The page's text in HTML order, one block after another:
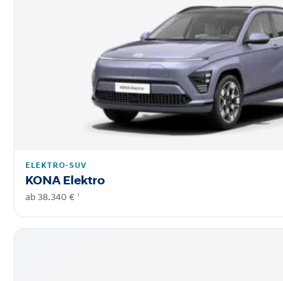
ELEKTRO-SUV
KONA Elektro
ab 38.340 € 1